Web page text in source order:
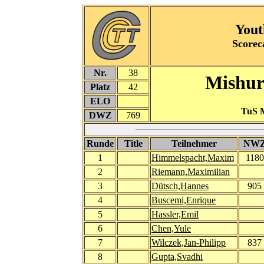
Nr. 38
TuS
Platz
42
ELO
DWZ
769
Runde Title Teilnehmer
1
Himmelspacht,Maxim
1180
2
Riemann,Maximilian
3
Dütsch,Hannes
905
4
Buscemi,Enrique
5
Hassler,Emil
6
Chen,Yule
7
Wilczek,Jan-Philipp
837
8
Gupta,Svadhi